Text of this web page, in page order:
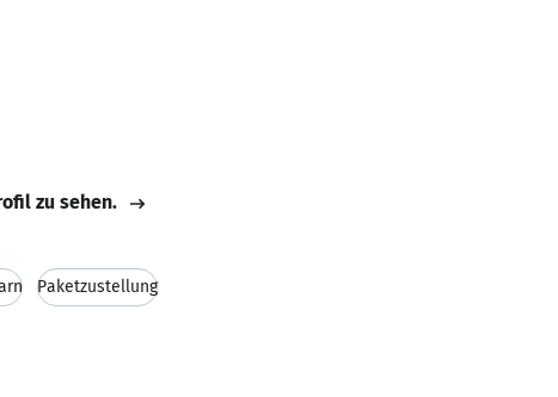
zu sehen.
Paketzustellung